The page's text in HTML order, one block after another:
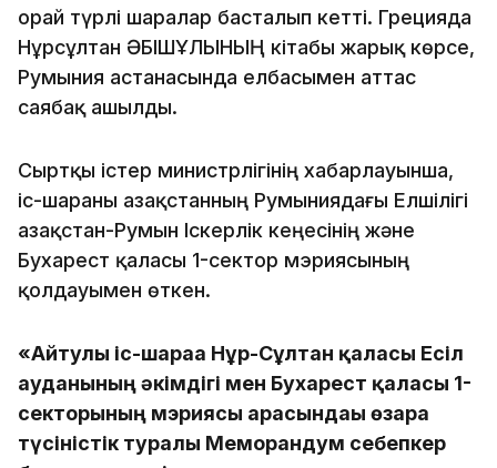
орай түрлі шаралар басталып кетті. Грецияда
Нұрсұлтан ӘБІШҰЛЫНЫҢ кітабы жарық көрсе,
Румыния астанасында елбасымен аттас
саябақ ашылды.
Сыртқы істер министрлігінің хабарлауынша,
іс-шараны Қазақстанның Румыниядағы Елшілігі
Қазақстан-Румын Іскерлік кеңесінің және
Бухарест қаласы 1-сектор мэриясының
қолдауымен өткен.
«Айтулы іс-шараға Нұр-Сұлтан қаласы Есіл
ауданының әкімдігі мен Бухарест қаласы 1-
секторының мэриясы арасындағы өзара
түсіністік туралы Меморандум себепкер